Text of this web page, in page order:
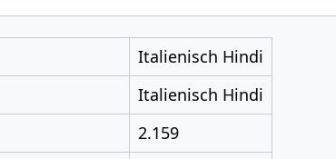
Italienisch Hindi
Italienisch Hindi
2.159